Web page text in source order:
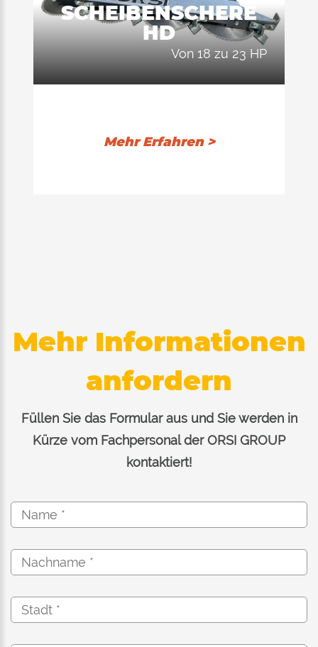
SCHEIBENSCHERE
HD
von 18 zu 23 HP
Mehr Erfahren >
Mehr Informationen
anfordern
Füllen Sie das Formular aus und Sie werden in
Kürze vom Fachpersonal der ORSI GROUP
kontaktiert!